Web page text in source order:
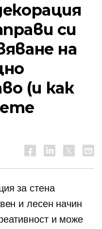
си
на
(и как
за стена
и лесен начин
и може